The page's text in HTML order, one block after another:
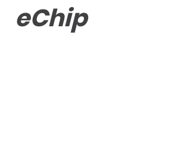
eChip